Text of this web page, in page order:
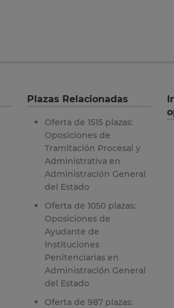
Plazas Relacionadas
Oferta de 1515 plazas:
Oposiciones de
Tramitación Procesal y
Administrativa en
Administración General
del Estado
Oferta de 1050 plazas:
Oposiciones de
Ayudante de
Instituciones
Penitenciarias en
Administración General
del Estado
Oferta de 987 plazas: